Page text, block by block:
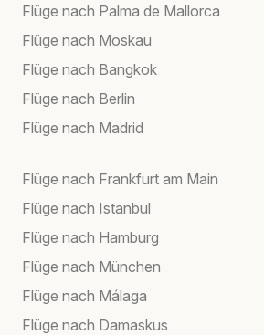
Flüge nach Palma de Mallorca
Flüge nach Moskau
Flüge nach Bangkok
Flüge nach Berlin
Flüge nach Madrid
Flüge nach Frankfurt am Main
Flüge nach Istanbul
Flüge nach Hamburg
Flüge nach München
Flüge nach Málaga
Flüge nach Damaskus